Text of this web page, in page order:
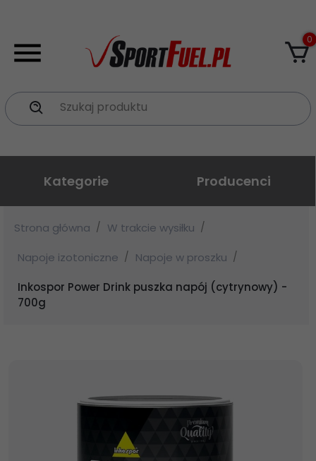
Szukaj produktu
0
Kategorie Producenci
Strona główna
W trakcie wysiłku
Napoje izotoniczne
Napoje w proszku
Inkospor Power Drink puszka napój (cytrynowy) -
700g